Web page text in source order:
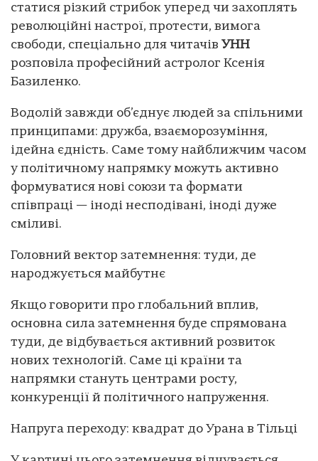
статися різкий стрибок уперед чи захоплять
революційні настрої, протести, вимога
свободи, спеціально для читачів УНН
розповіла професійний астролог Ксенія
Базиленко.
Водолій завжди об’єднує людей за спільними
принципами: дружба, взаєморозуміння,
ідейна єдність. Саме тому найближчим часом
у політичному напрямку можуть активно
формуватися нові союзи та формати
співпраці — іноді несподівані, іноді дуже
сміливі.
Головний вектор затемнення: туди, де
народжується майбутнє
Якщо говорити про глобальний вплив,
основна сила затемнення буде спрямована
туди, де відбувається активний розвиток
нових технологій. Саме ці країни та
напрямки стануть центрами росту,
конкуренції й політичного напруження.
Напруга переходу: квадрат до Урана в Тільці